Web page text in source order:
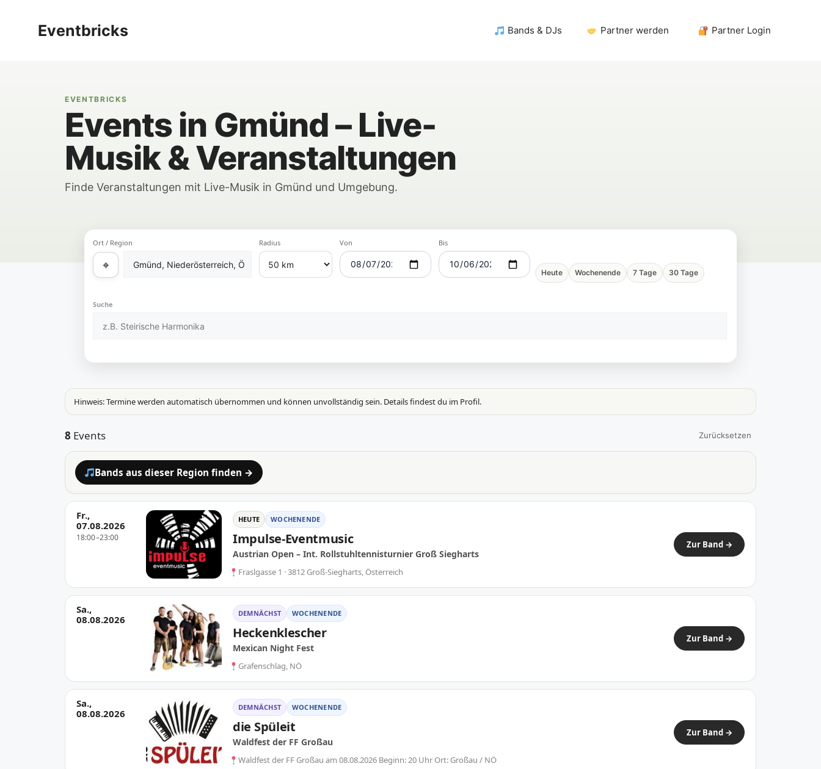
springenEventbricks Bands & DJs Partner werden Partner Login
EVENTBRICKS
Events in Gmünd – Live-
Musik & Veranstaltungen
Finde Veranstaltungen mit Live-Musik in Gmünd und Umgebung.
Ort / Region
⌖
Radius Von Bis
Suche
Heute Wochenende 7 Tage 30 Tage
Hinweis: Termine werden automatisch übernommen und können unvollständig sein. Details findest du im Profil.
8 Events Zurücksetzen
Bands aus dieser Region finden →
Fr.,
07.08.2026
18:00–23:00
HEUTE WOCHENENDE
Impulse-Eventmusic
Austrian Open – Int. Rollstuhltennisturnier Groß Siegharts
Fraslgasse 1 · 3812 Groß-Siegharts, Österreich
Zur Band →
Sa.,
08.08.2026
DEMNÄCHST WOCHENENDE
Heckenklescher
Mexican Night Fest
Grafenschlag, NÖ
Zur Band →
Sa.,
08.08.2026
DEMNÄCHST WOCHENENDE
die Spüleit
Waldfest der FF Großau
Waldfest der FF Großau am 08.08.2026 Beginn: 20 Uhr Ort: Großau / NÖ
Zur Band →